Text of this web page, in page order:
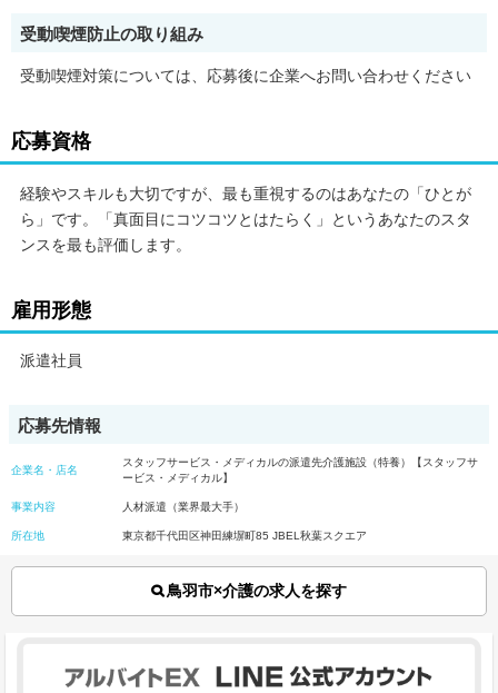
受動喫煙防止の取り組み
受動喫煙対策については、応募後に企業へお問い合わせください
応募資格
経験やスキルも大切ですが、最も重視するのはあなたの「ひとが
ら」です。「真面目にコツコツとはたらく」というあなたのスタ
ンスを最も評価します。
雇用形態
派遣社員
応募先情報
企業名・店名
スタッフサービス・メディカルの派遣先介護施設（特養）【スタッフサ
ービス・メディカル】
事業内容 人材派遣（業界最大手）
所在地 東京都千代田区神田練塀町85 JBEL秋葉スクエア
鳥羽市×介護の求人を探す